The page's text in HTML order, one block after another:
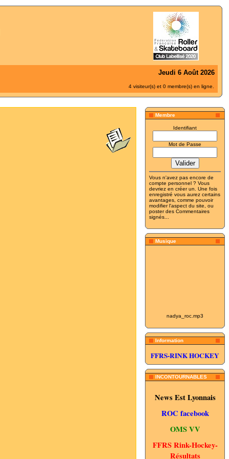
Jeudi 6 Août 2026
4 visiteur(s) et 0 membre(s) en ligne.
Membre
Identifiant
Mot de Passe
Vous n'avez pas encore de
compte personnel ? Vous
devriez en créer un . Une fois
enregistré vous aurez certains
avantages, comme pouvoir
modifier l'aspect du site, ou
poster des Commentaires
signés...
Musique
nadya_roc.mp3
Information
FFRS-RINK HOCKEY
INCONTOURNABLES
News Est Lyonnais
ROC facebook
OMS VV
FFRS Rink-Hockey-
Résultats